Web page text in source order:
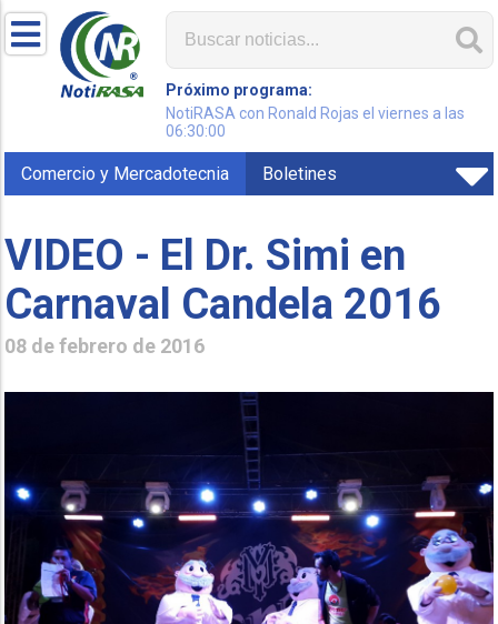
Próximo programa:
NotiRASA con Ronald Rojas el viernes a las
06:30:00
Comercio y Mercadotecnia Boletines
VIDEO - El Dr. Simi en
Carnaval Candela 2016
08 de febrero de 2016